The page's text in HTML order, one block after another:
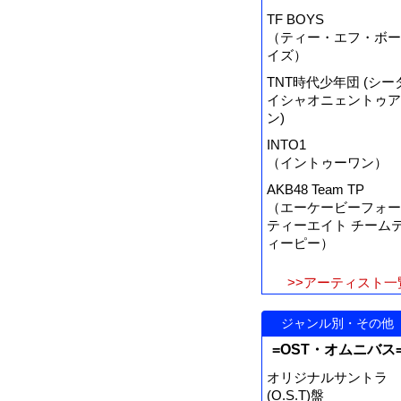
TF BOYS
（ティー・エフ・ボー
イズ）
TNT時代少年団 (シー
イシャオニェントゥア
ン)
INTO1
（イントゥーワン）
AKB48 Team TP
（エーケービーフォー
ティーエイト チーム
ィーピー）
>>アーティスト一
ジャンル別・その他
=OST・オムニバス
オリジナルサントラ
(O.S.T)盤